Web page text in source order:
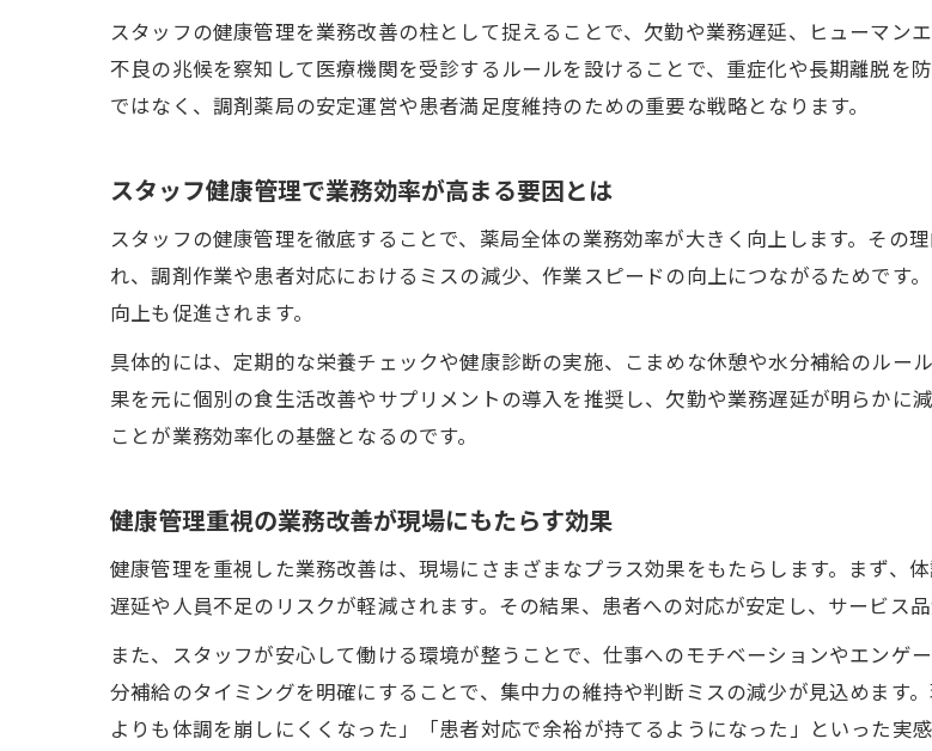
業務改善には体調管理の徹底が不可
薬局スタッフ体調管理で業務効率化
体調不良の早期対応が業務改善にも
薬局の業務改善を支える体調管理マ
スタッフ健康維持が生む現場の安定感と
業務改善とスタッフ健康維持が現場
スタッフ安定が薬局業務改善にもた
健康管理徹底が業務改善と現場の安
業務改善による忙しい薬局の効率ア
スタッフ健康管理を活かした業務効
調剤薬局の業務改善と健康サポート
忙しい現場でも実践できる業務改善
業務改善でスタッフ負担を軽減する
健康管理意識が高まる職場の業務向上事
スタッフの健康管理を業務改善の柱として捉えることで、欠勤や業務遅延、ヒューマン
不良の兆候を察知して医療機関を受診するルールを設けることで、重症化や長期離脱を
ではなく、調剤薬局の安定運営や患者満足度維持のための重要な戦略となります。
スタッフ健康管理で業務効率が高まる要因とは
スタッフの健康管理を徹底することで、薬局全体の業務効率が大きく向上します。その
れ、調剤作業や患者対応におけるミスの減少、作業スピードの向上につながるためです
向上も促進されます。
具体的には、定期的な栄養チェックや健康診断の実施、こまめな休憩や水分補給のルー
果を元に個別の食生活改善やサプリメントの導入を推奨し、欠勤や業務遅延が明らかに
ことが業務効率化の基盤となるのです。
健康管理重視の業務改善が現場にもたらす効果
健康管理を重視した業務改善は、現場にさまざまなプラス効果をもたらします。まず、
遅延や人員不足のリスクが軽減されます。その結果、患者への対応が安定し、サービス品
また、スタッフが安心して働ける環境が整うことで、仕事へのモチベーションやエンゲ
分補給のタイミングを明確にすることで、集中力の維持や判断ミスの減少が見込めます
よりも体調を崩しにくくなった」「患者対応で余裕が持てるようになった」といった実